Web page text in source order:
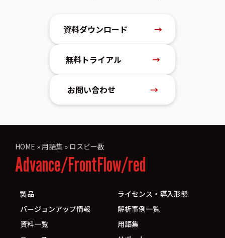
資料ダウンロード →
無料トライアル →
お問い合わせ →
HOME »用語集 » ロスビー数
Advance/FrontFlow/red
製品
ライセンス・導入形態
バージョンアップ情報
解析事例一覧
資料一覧
用語集